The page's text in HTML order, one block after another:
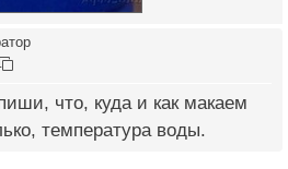
что, куда и как макаем
температура воды.